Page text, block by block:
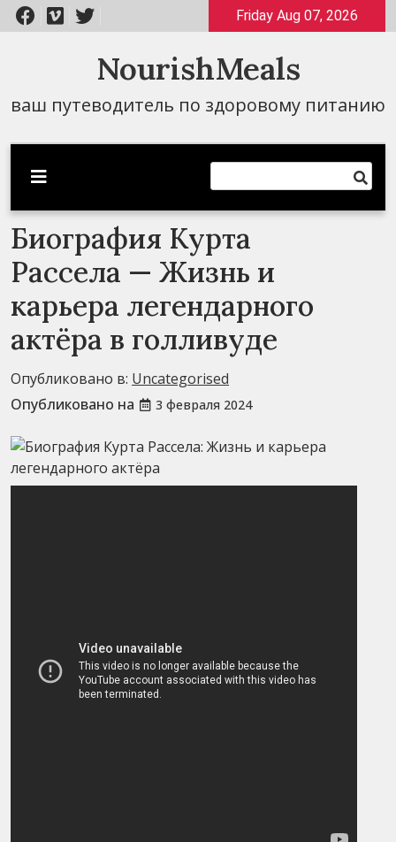
Перейти
к
Friday Aug 07, 2026
NourishMeals
ваш путеводитель по здоровому питанию
Биография Курта
Рассела — Жизнь и
карьера легендарного
актёра в голливуде
Опубликовано в: Uncategorised
Опубликовано на
3 февраля 2024